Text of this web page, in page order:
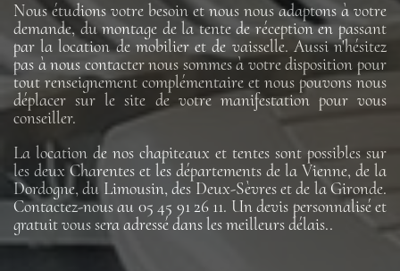
Nous étudions votre besoin et nous nous adaptons à votre
demande, du montage de la tente de réception en passant
par la location de mobilier et de vaisselle. Aussi n'hésitez
pas à nous contacter nous sommes à votre disposition pour
tout renseignement complémentaire et nous pouvons nous
déplacer sur le site de votre manifestation pour vous
conseiller.
La location de nos chapiteaux et tentes sont possibles sur
les deux Charentes et les départements de la Vienne, de la
Dordogne, du Limousin, des Deux-Sèvres et de la Gironde.
Contactez-nous au 05 45 91 26 11. Un devis personnalisé et
gratuit vous sera adressé dans les meilleurs délais..